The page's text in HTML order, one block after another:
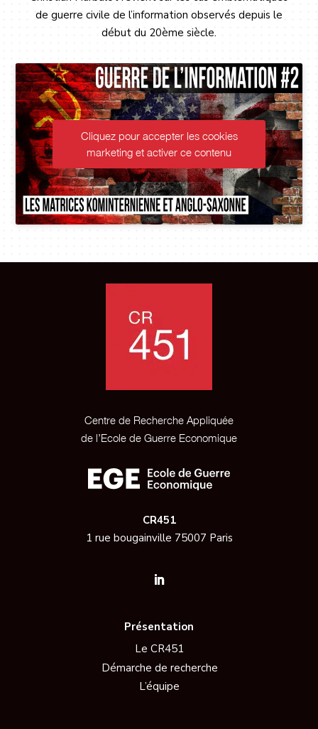
de guerre civile de l’information observés depuis le
début du 20ème siècle.
accepter les cookies
et activer ce contenu
Centre de Recherche Appliquée
de l’Ecole de Guerre Economique
CR451
1 rue bougainville 75007 Paris
Présentation
Le CR451
Démarche de recherche
L’équipe